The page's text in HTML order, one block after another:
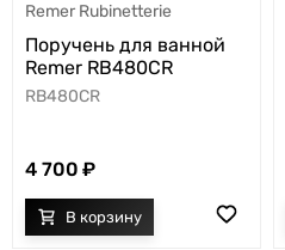
Remer Rubinetterie
Поручень для ванной
Remer RB480CR
RB480CR
4 700